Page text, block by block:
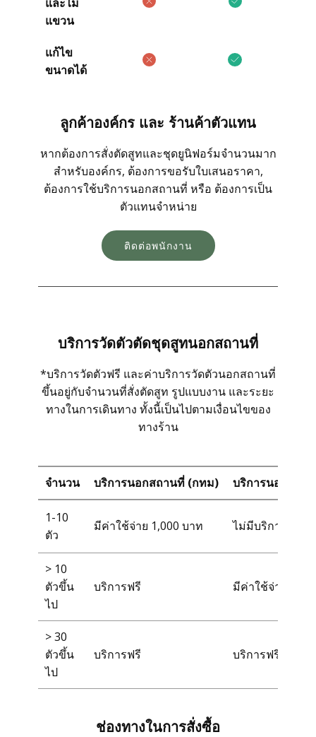
ข่าวสารและกิจกรรม
เรื่องราวของเรา
การคุ้มครองผู้บริโภค
ระบบพนักงาน
แอดไลน์ @tmtgarment
Login
แขวน
แก้ไข
ขนาดได้
ลูกค้าองค์กร และ ร้านค้าตัวแทน
หากต้องการสั่งตัดสูทและชุดยูนิฟอร์มจำนวนมาก
สำหรับองค์กร, ต้องการขอรับใบเสนอราคา,
ต้องการใช้บริการนอกสถานที่ หรือ ต้องการเป็น
ตัวแทนจำหน่าย
ติดต่อพนักงาน
บริการวัดตัวตัดชุดสูทนอกสถานที่
*บริการวัดตัวฟรี และค่าบริการวัดตัวนอกสถานที่
ขึ้นอยู่กับจำนวนที่สั่งตัดสูท รูปแบบงาน และระยะ
ทางในการเดินทาง ทั้งนี้เป็นไปตามเงื่อนไขของ
ทางร้าน
จำนวน บริการนอกสถานที่ (กทม) บริการนอกสถา
1-10
ตัว
มีค่าใช้จ่าย 1,000 บาท ไม่มีบริการ
> 10
ตัวขึ้น
ไป
บริการฟรี มีค่าใช้จ่าย
> 30
ตัวขึ้น
ไป
บริการฟรี บริการฟรี*
ช่องทางในการสั่งซื้อ